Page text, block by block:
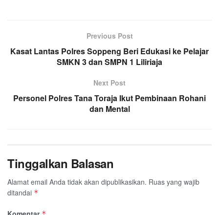
Previous Post
Kasat Lantas Polres Soppeng Beri Edukasi ke Pelajar
SMKN 3 dan SMPN 1 Liliriaja
Next Post
Personel Polres Tana Toraja Ikut Pembinaan Rohani
dan Mental
Tinggalkan Balasan
Alamat email Anda tidak akan dipublikasikan. Ruas yang wajib
ditandai *